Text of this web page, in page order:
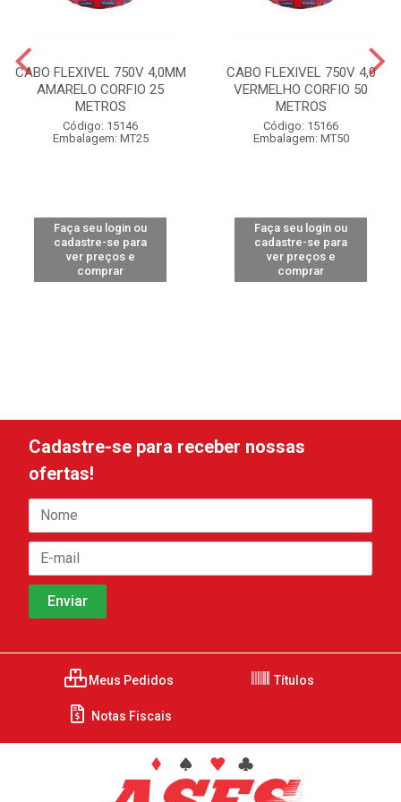
CABO FLEXIVEL 750V 4,0MM
AMARELO CORFIO 25
METROS
Código: 15146
Embalagem: MT25
Faça seu login ou
cadastre-se para
ver preços e
comprar
CABO FLEXIVEL 750V 4,0
VERMELHO CORFIO 50
METROS
Código: 15166
Embalagem: MT50
Faça seu login ou
cadastre-se para
ver preços e
comprar
Cadastre-se para receber nossas
ofertas!
Meus Pedidos Títulos
Notas Fiscais